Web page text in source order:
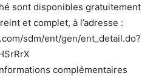
sont disponibles gratuitement
et complet, à l’adresse :
sdm/ent/gen/ent_detail.do?
complémentaires